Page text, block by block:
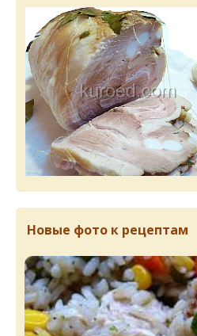
Новые фото к рецептам